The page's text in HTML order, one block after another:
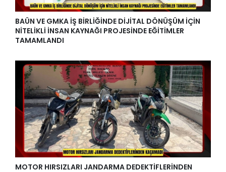
BAÜN VE GMKA İŞ BİRLİĞİNDE DİJİTAL DÖNÜŞÜM İÇİN
NİTELİKLİ İNSAN KAYNAĞI PROJESİNDE EĞİTİMLER
TAMAMLANDI
MOTOR HIRSIZLARI JANDARMA DEDEKTİFLERİNDEN